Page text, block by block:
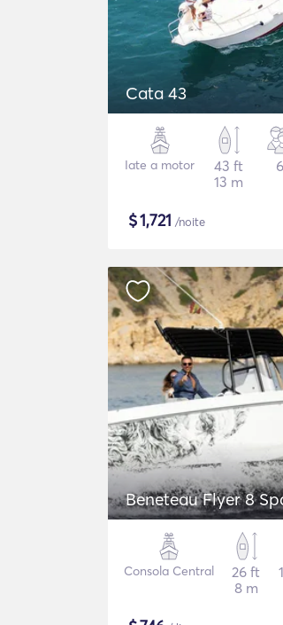
Cata 43
Iate a motor
43 ft
13 m
6
$1,721 /noite
Beneteau Flyer 8
Consola Central
26 ft
8 m